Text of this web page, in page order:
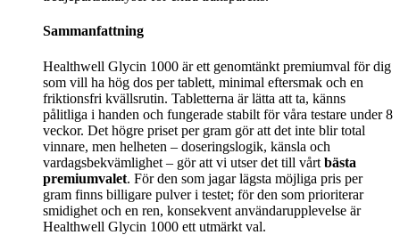
Sammanfattning
Healthwell Glycin 1000 är ett genomtänkt premiumval för dig
som vill ha hög dos per tablett, minimal eftersmak och en
friktionsfri kvällsrutin. Tabletterna är lätta att ta, känns
pålitliga i handen och fungerade stabilt för våra testare under 8
veckor. Det högre priset per gram gör att det inte blir total
vinnare, men helheten – doseringslogik, känsla och
vardagsbekvämlighet – gör att vi utser det till vårt bästa
premiumvalet. För den som jagar lägsta möjliga pris per
gram finns billigare pulver i testet; för den som prioriterar
smidighet och en ren, konsekvent användarupplevelse är
Healthwell Glycin 1000 ett utmärkt val.